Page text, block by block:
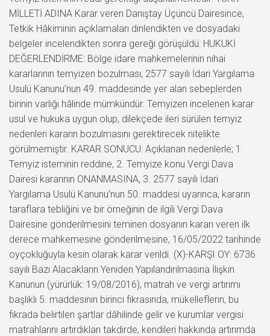
MİLLETİ ADINA Karar veren Danıştay Üçüncü Dairesince,
Tetkik Hâkiminin açıklamaları dinlendikten ve dosyadaki
belgeler incelendikten sonra gereği görüşüldü: HUKUKİ
DEĞERLENDİRME: Bölge idare mahkemelerinin nihai
kararlarının temyizen bozulması, 2577 sayılı İdari Yargılama
Usulü Kanunu’nun 49. maddesinde yer alan sebeplerden
birinin varlığı hâlinde mümkündür. Temyizen incelenen karar
usul ve hukuka uygun olup, dilekçede ileri sürülen temyiz
nedenleri kararın bozulmasını gerektirecek nitelikte
görülmemiştir. KARAR SONUCU: Açıklanan nedenlerle; 1.
Temyiz isteminin reddine, 2. Temyize konu Vergi Dava
Dairesi kararının ONANMASINA, 3. 2577 sayılı İdari
Yargılama Usulü Kanunu’nun 50. maddesi uyarınca, kararın
taraflara tebliğini ve bir örneğinin de ilgili Vergi Dava
Dairesine gönderilmesini teminen dosyanın kararı veren ilk
derece mahkemesine gönderilmesine, 16/05/2022 tarihinde
oyçokluğuyla kesin olarak karar verildi. (X)-KARŞI OY: 6736
sayılı Bazı Alacakların Yeniden Yapılandırılmasına İlişkin
Kanunun (yürürlük: 19/08/2016), matrah ve vergi artırımı
başlıklı 5. maddesinin birinci fıkrasında, mükelleflerin, bu
fıkrada belirtilen şartlar dâhilinde gelir ve kurumlar vergisi
matrahlarını artırdıkları takdirde, kendileri hakkında artırımda